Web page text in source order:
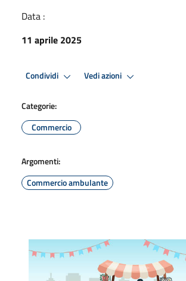
Data :
11 aprile 2025
Condividi Vedi azioni
Categorie:
Commercio
Argomenti:
Commercio ambulante